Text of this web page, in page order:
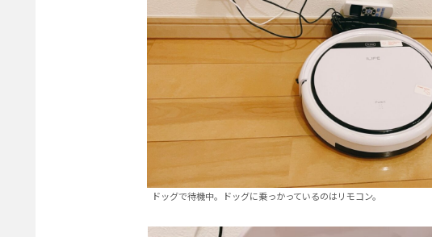
ドッグで待機中。ドッグに乗っかっているのはリモコン。